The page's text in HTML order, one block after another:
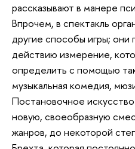
рассказывают в манере
Впрочем, в спектакль
другие способы игры;
действию измерение,
определить с помощью
музыкальная комедия,
Постановочное
новую, своеобразную
жанров, до некоторой